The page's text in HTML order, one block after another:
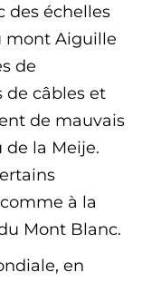
des échelles
mont Aiguille
de
de câbles et
de mauvais
de la Meije.
à la
Mont Blanc.
en